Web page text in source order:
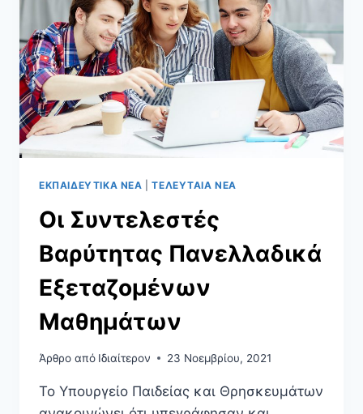
ΕΚΠΑΙΔΕΥΤΙΚΆ ΝΈΑ |ΤΕΛΕΥΤΑΊΑ ΝΈΑ
Οι Συντελεστές
Βαρύτητας Πανελλαδικά
Εξεταζομένων
Μαθημάτων
Άρθρο από Ιδιαίτερον 23 Νοεμβρίου, 2021
Το Υπουργείο Παιδείας και Θρησκευμάτων